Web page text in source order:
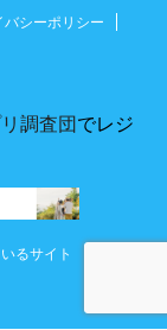
バシーポリシー
調査団でレジ
るサイト